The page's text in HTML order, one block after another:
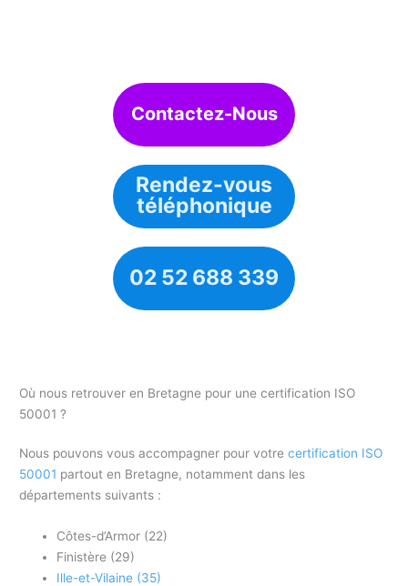
Contactez-Nous
Rendez-vous
téléphonique
02 52 688 339
Où nous retrouver en Bretagne pour une certification ISO
50001 ?
Nous pouvons vous accompagner pour votrecertification ISO
50001 partout en Bretagne, notamment dans les
départements suivants :
Côtes-d’Armor (22)
Finistère (29)
Ille-et-Vilaine (35)